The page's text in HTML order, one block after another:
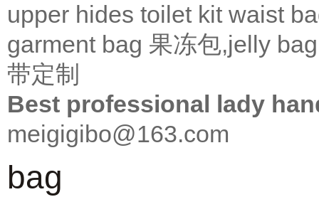
upper hides toilet kit waist
garment bag 果冻包,jelly bag
带定制
Best professional lady
meigigibo@163.com
bag